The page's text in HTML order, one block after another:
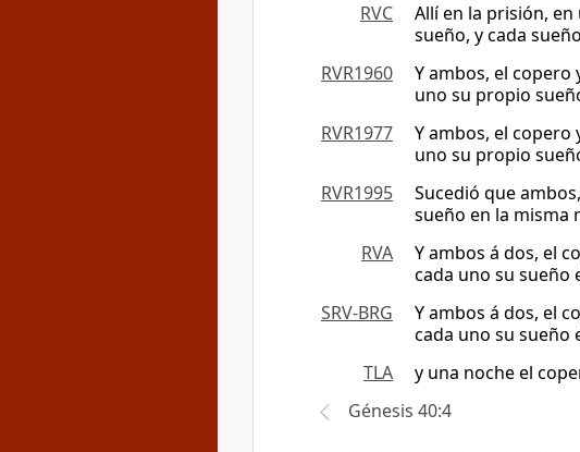
RVC
Allí en la prisión,
sueño, y cada
RVR1960
Y ambos, el
uno su propio
RVR1977
Y ambos, el
uno su propio
RVR1995
Sucedió que
sueño en la misma
RVA
Y ambos á dos, el
cada uno su sueño
SRV-BRG
Y ambos á dos, el
cada uno su sueño
TLA
y una noche el
Génesis 40:4